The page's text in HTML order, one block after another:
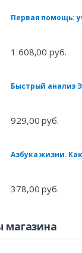
Первая помощь:
1 608,00 руб.
Быстрый анализ
929,00 руб.
Азбука жизни.
378,00 руб.
магазина